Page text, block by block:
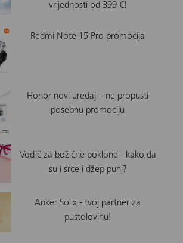
vrijednosti od 399 €!
Redmi Note 15 Pro promocija
Honor novi uređaji - ne propusti
posebnu promociju
Vodič za božićne poklone - kako da
su i srce i džep puni?
Anker Solix - tvoj partner za
pustolovinu!